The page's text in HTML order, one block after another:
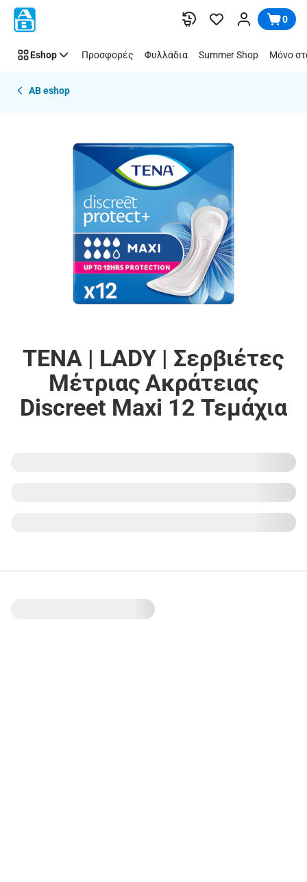
Παράλειψη 0
Eshop Προσφορές Φυλλάδια Summer Shop Μόνο
AB eshop
TENA | LADY | Σερβιέτες
Μέτριας Ακράτειας
Discreet Maxi 12 Τεμάχια